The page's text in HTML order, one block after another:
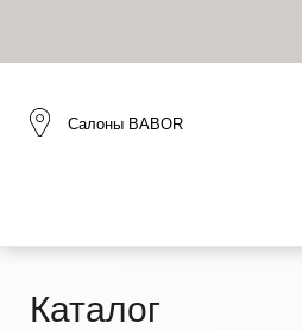
Салоны BABOR
Каталог